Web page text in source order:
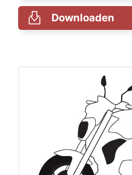
Downloaden